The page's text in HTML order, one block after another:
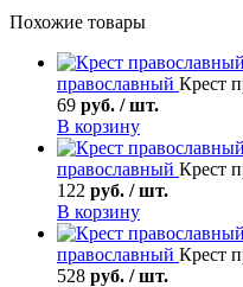
Похожие товары
православный Крест
69 руб. / шт.
В корзину
православный Крест
122 руб. / шт.
В корзину
православный Крест
528 руб. / шт.